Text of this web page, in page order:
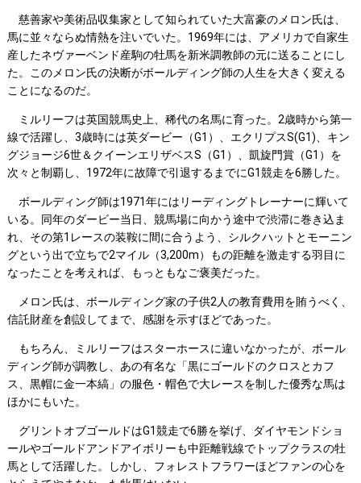
慈善家や美術品収集家として知られていた大富豪のメロン氏は、
馬に並々ならぬ情熱を注いでいた。1969年には、アメリカで自家生
産したネヴァーベンド産駒の牡馬を新米調教師の元に送ることにし
た。このメロン氏の決断がボールディング師の人生を大きく変える
ことになるのだ。
ミルリーフは英国競馬史上、稀代の名馬に育った。2歳時から第一
線で活躍し、3歳時には英ダービー（G1）、エクリプスS(G1)、キン
グジョージ6世＆クイーンエリザベスS（G1）、凱旋門賞（G1）を
次々と制覇し、1972年に故障で引退するまでにG1競走を6勝した。
ボールディング師は1971年にはリーディングトレーナーに輝いて
いる。同年のダービー当日、競馬場に向かう途中で渋滞に巻き込ま
れ、その第1レースの装鞍に間に合うよう、シルクハットとモーニン
グという出で立ちで2マイル（3,200m）もの距離を激走する羽目に
なったことを考えれば、もっともなご褒美だった。
メロン氏は、ボールディング家の子供2人の教育費用を賄うべく、
信託財産を創設してまで、感謝を示すほどであった。
もちろん、ミルリーフはスターホースに違いなかったが、ボール
ディング師が調教し、あの有名な「黒にゴールドのクロスとカフ
ス、黒帽に金一本縞」の服色・帽色で大レースを制した優秀な馬は
ほかにもいた。
グリントオブゴールドはG1競走で6勝を挙げ、ダイヤモンドショ
ールやゴールドアンドアイボリーも中距離戦線でトップクラスの牡
馬として活躍した。しかし、フォレストフラワーほどファンの心を